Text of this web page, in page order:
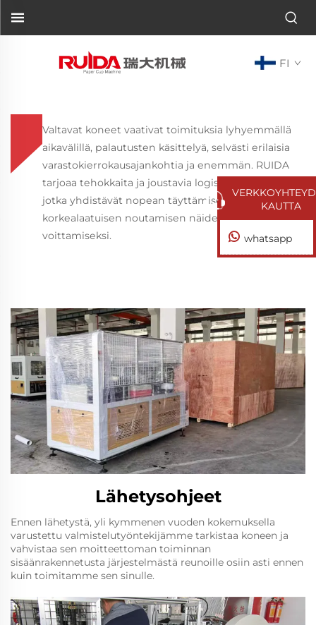
FI
Valtavat koneet vaativat toimituksia lyhyemmällä
aikavälillä, palautusten käsittelyä, selvästi erilaisia
varastokierrokausajankohtia ja enemmän. RUIDA
tarjoaa tehokkaita ja joustavia logistiikkatyökaluja,
jotka yhdistävät nopean täyttämisen ja
korkealaatuisen noutamisen näiden haasteiden
voittamiseksi.
Lähetysohjeet
Ennen lähetystä, yli kymmenen vuoden kokemuksella
varustettu valmistelutyöntekijämme tarkistaa koneen ja
vahvistaa sen moitteettoman toiminnan
sisäänrakennetusta järjestelmästä reunoille osiin asti ennen
kuin toimitamme sen sinulle.
KAUTTA
whatsapp